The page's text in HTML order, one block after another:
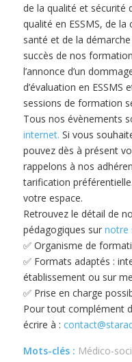
de la qualité et sécurité
qualité en ESSMS, de
santé et de la
succès de nos
l’annonce d’un
d’évaluation en
sessions de formation
Tous nos évènements
internet. Si vous
pouvez dès à présent
rappelons à nos
tarification
votre espace.
Retrouvez le détail de
pédagogiques sur notre
✅ Organisme de
✅ Formats adaptés :
établissement ou sur
✅ Prise en charge
Pour tout complément
écrire à :
Mots-clés : Médico-